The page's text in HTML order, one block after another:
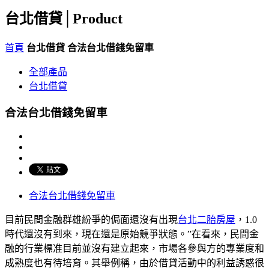
台北借貸│ Product
首頁 台北借貸 合法台北借錢免留車
全部產品
台北借貸
合法台北借錢免留車
合法台北借錢免留車
目前民間金融群雄紛爭的侷面還沒有出現台北二胎房屋 ，1.0
時代還沒有到來，現在還是原始競爭狀態。”在看來，民間金
融的行業標准目前並沒有建立起來，市場各參與方的專業度和
成熟度也有待培育。其舉例稱，由於借貸活動中的利益誘惑很